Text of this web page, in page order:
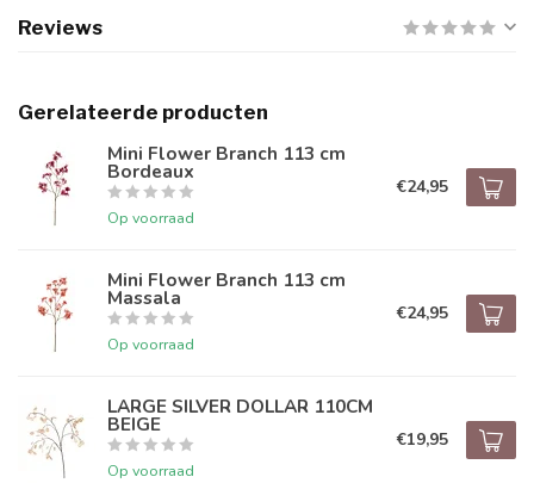
Reviews
Gerelateerde producten
Mini Flower Branch 113 cm
Bordeaux
Op voorraad
€24,95
Mini Flower Branch 113 cm
Massala
Op voorraad
€24,95
LARGE SILVER DOLLAR 110CM
BEIGE
Op voorraad
€19,95